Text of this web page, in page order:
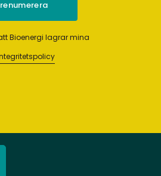
Bioenergi lagrar mina